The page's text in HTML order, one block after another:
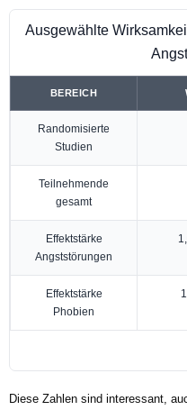
Ausgewählte
BEREICH
Randomisierte
Studien
Teilnehmende
gesamt
Effektstärke
Angststörungen
Effektstärke
Phobien
Diese Zahlen sind interessant,